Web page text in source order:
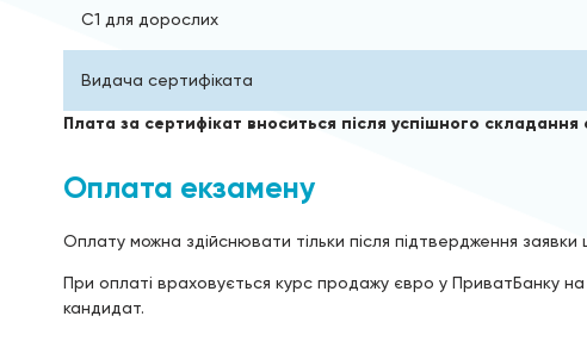
C1 для дорослих
Видача сертифіката
Плата за сертифікат вноситься після успішного складання
Оплата екзамену
Оплату можна здійснювати тільки після підтвердження заявки
При оплаті враховується курс продажу євро у ПриватБанку
кандидат.